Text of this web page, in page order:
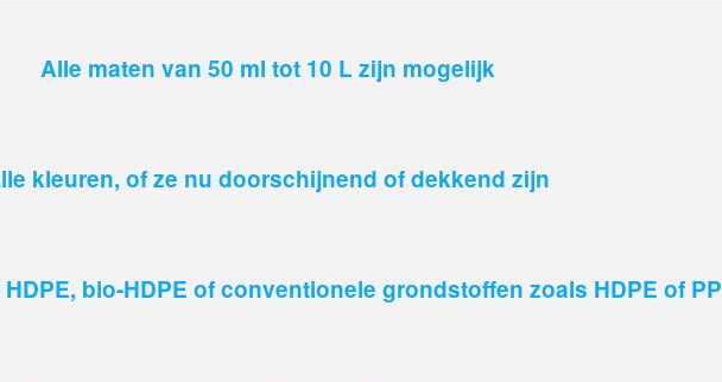
Alle maten van 50 ml tot 10 L zijn mogelijk
kleuren, of ze nu doorschijnend of dekkend zijn
bio-HDPE of conventionele grondstoffen zoals HDPE of PP